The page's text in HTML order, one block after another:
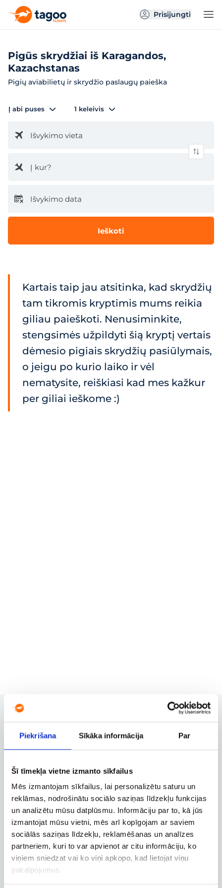
Piekrišana Sīkāka informācija Par
Šī tīmekļa vietne izmanto sīkfailus
Mēs izmantojam sīkfailus, lai personalizētu saturu un
reklāmas, nodrošinātu sociālo saziņas līdzekļu funkcijas
un analizētu mūsu datplūsmu. Informāciju par to, kā jūs
izmantojat mūsu vietni, mēs arī kopīgojam ar saviem
sociālās saziņas līdzekļu, reklamēšanas un analīzes
partneriem, kuri to var apvienot ar citu informāciju, ko
viņiem sniedzat vai ko viņi apkopo, kad lietojat viņu
pakalpojumus.
Prisijungti
Pigūs skrydžiai iš Karagandos,
Kazachstanas
Pigių aviabilietų ir skrydžio paslaugų paieška
Į abi puses 1 keleivis
Išvykimo vieta
Į kur?
Išvykimo data
Ieškoti
Kartais taip jau atsitinka, kad skrydžių
tam tikromis kryptimis mums reikia
giliau paieškoti. Nenusiminkite,
stengsimės užpildyti šią kryptį vertais
dėmesio pigiais skrydžių pasiūlymais,
o jeigu po kurio laiko ir vėl
nematysite, reiškiasi kad mes kažkur
per giliai ieškome :)
Užsakymų valdymas
Verslo paskyra
Verslo, tarnybinių ir darbostogų
skrydžių užsakymai